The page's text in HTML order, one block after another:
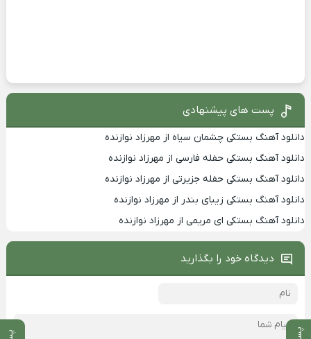
پست های پیشنهادی
دانلود آهنگ بستکی چشمان سیاه از مهرزاد نوازنده
دانلود آهنگ بستکی حفله فارسی از مهرزاد نوازنده
دانلود آهنگ بستکی حفله جزیرتی از مهرزاد نوازنده
دانلود آهنگ بستکی زیبای بندر از مهرزاد نوازنده
دانلود آهنگ بستکی ای مریمی از مهرزاد نوازنده
دیدگاه خود را بگذارید